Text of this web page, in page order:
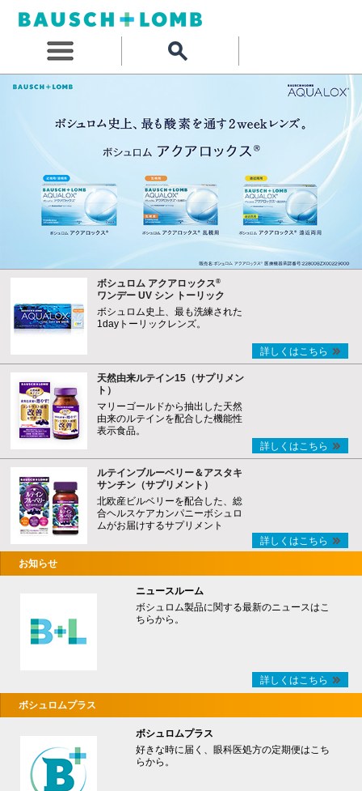
ボシュロム アクアロックス®
ワンデー UV シン トーリック
ボシュロム史上、最も洗練された
1dayトーリックレンズ。
詳しくはこちら
天然由来ルテイン15（サプリメン
ト）
マリーゴールドから抽出した天然
由来のルテインを配合した機能性
表示食品。
詳しくはこちら
ルテインブルーベリー＆アスタキ
サンチン（サプリメント）
北欧産ビルベリーを配合した、総
合ヘルスケアカンパニーボシュロ
ムがお届けするサプリメント
詳しくはこちら
お知らせ
ニュースルーム
ボシュロム製品に関する最新のニュースはこ
ちらから。
詳しくはこちら
ボシュロムプラス
ボシュロムプラス
好きな時に届く、眼科医処方の定期便はこち
らから。